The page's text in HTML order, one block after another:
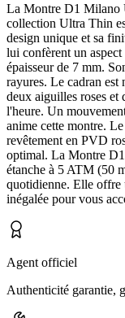
La Montre D1 Milano
collection Ultra Thin
design unique et sa
lui confèrent un
épaisseur de 7 mm.
rayures. Le cadran
deux aiguilles roses et
l'heure. Un
anime cette montre.
revêtement en PVD
optimal. La Montre
étanche à 5 ATM (50
quotidienne. Elle offre
inégalée pour vous
Agent officiel
Authenticité garantie,